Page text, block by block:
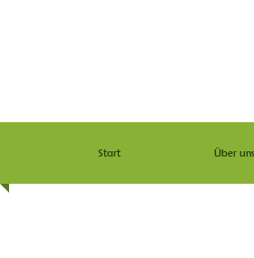
Start Über uns